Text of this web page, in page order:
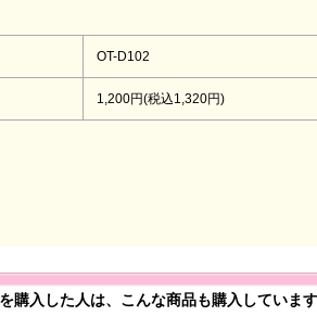
OT-D102
1,200円(税込1,320円)
購入した人は、こんな商品も購入しています